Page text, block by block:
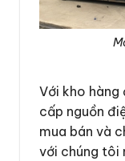
Với kho hàng
cấp nguồn
mua bán và
với chúng tôi